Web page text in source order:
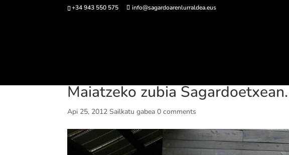
+34 943 550 575 info@sagardoarenlurraldea.eus
Maiatzeko zubia Sagardoetxean.
Api 25, 2012 Sailkatu gabea 0 comments